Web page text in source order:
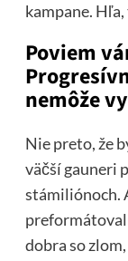
kampane.
Poviem
nemôže
Nie preto, že
väčší gauneri
stámiliónoch.
dobra so